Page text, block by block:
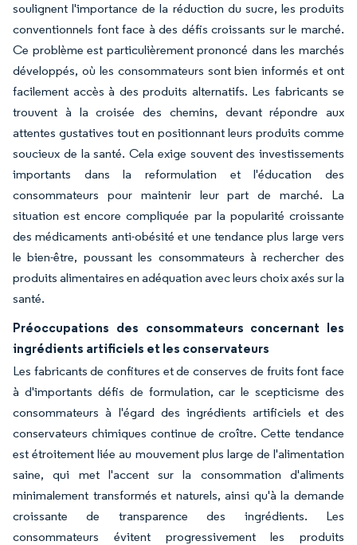
soulignent l'importance de la réduction du sucre, les produits
conventionnels font face à des défis croissants sur le marché.
Ce problème est particulièrement prononcé dans les marchés
développés, où les consommateurs sont bien informés et ont
facilement accès à des produits alternatifs. Les fabricants se
trouvent à la croisée des chemins, devant répondre aux
attentes gustatives tout en positionnant leurs produits comme
soucieux de la santé. Cela exige souvent des investissements
importants dans la reformulation et l'éducation des
consommateurs pour maintenir leur part de marché. La
situation est encore compliquée par la popularité croissante
des médicaments anti-obésité et une tendance plus large vers
le bien-être, poussant les consommateurs à rechercher des
produits alimentaires en adéquation avec leurs choix axés sur la
santé.
Préoccupations des consommateurs concernant les
ingrédients artificiels et les conservateurs
Les fabricants de confitures et de conserves de fruits font face
à d'importants défis de formulation, car le scepticisme des
consommateurs à l'égard des ingrédients artificiels et des
conservateurs chimiques continue de croître. Cette tendance
est étroitement liée au mouvement plus large de l'alimentation
saine, qui met l'accent sur la consommation d'aliments
minimalement transformés et naturels, ainsi qu'à la demande
croissante de transparence des ingrédients. Les
consommateurs évitent progressivement les produits